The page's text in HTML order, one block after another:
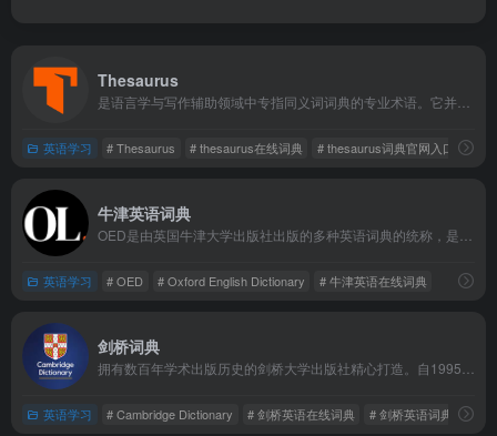
Thesaurus
英语学习 # Thesaurus # thesaurus在线词典 # thesaurus词典官网入口
牛津英语词典
英语学习 # OED # Oxford English Dictionary # 牛津英语在线词典
剑桥词典
英语学习 # Cambridge Dictionary # 剑桥英语在线词典 # 剑桥英语词典